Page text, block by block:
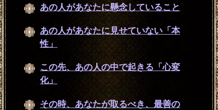
あの人があなたに懸念していること
あの人があなたに見せていない「本
性」
この先、あの人の中で起きる「心変
化」
その時、あなたが取るべき、最善の